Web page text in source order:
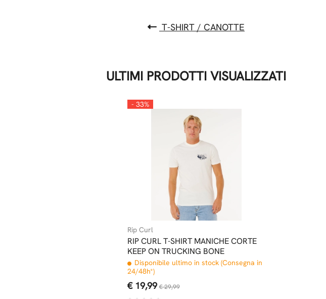
T-SHIRT / CANOTTE
ULTIMI PRODOTTI VISUALIZZATI
- 33%
Rip Curl
RIP CURL T-SHIRT MANICHE CORTE
KEEP ON TRUCKING BONE
Disponibile ultimo in stock (Consegna in
24/48h*)
€ 19,99 € 29,99